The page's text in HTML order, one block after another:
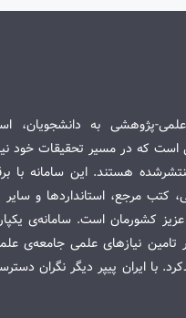
پژوهشی به دانشجویان،
است که در مسیر تحقیقات خود
هستند. این سامانه با
کتب مرجع، استانداردها و سایر
کشورمان است. سامانه‌ی
تامین نیازهای علمی جامعه‌ی
با ایران پیپر دیگر نگران